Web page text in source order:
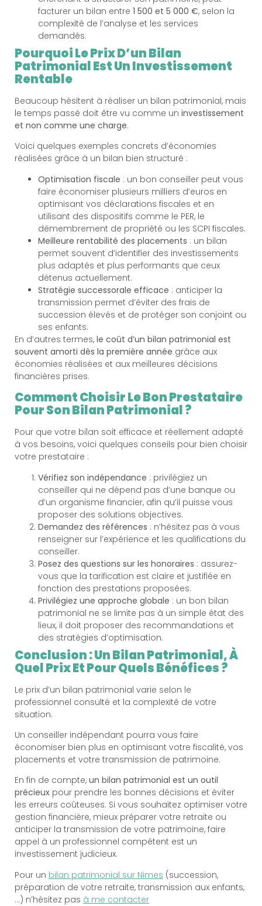
facturer un bilan entre 1 500 et 5 000 €, selon la
complexité de l’analyse et les services
demandés.
Pourquoi Le Prix D’un Bilan
Patrimonial Est Un Investissement
Rentable
Beaucoup hésitent à réaliser un bilan patrimonial, mais
le temps passé doit être vu comme un investissement
et non comme une charge.
Voici quelques exemples concrets d’économies
réalisées grâce à un bilan bien structuré :
Optimisation fiscale : un bon conseiller peut vous
faire économiser plusieurs milliers d’euros en
optimisant vos déclarations fiscales et en
utilisant des dispositifs comme le PER, le
démembrement de propriété ou les SCPI fiscales.
Meilleure rentabilité des placements : un bilan
permet souvent d’identifier des investissements
plus adaptés et plus performants que ceux
détenus actuellement.
Stratégie successorale efficace : anticiper la
transmission permet d’éviter des frais de
succession élevés et de protéger son conjoint ou
ses enfants.
En d’autres termes, le coût d’un bilan patrimonial est
souvent amorti dès la première année grâce aux
économies réalisées et aux meilleures décisions
financières prises.
Comment Choisir Le Bon Prestataire
Pour Son Bilan Patrimonial ?
Pour que votre bilan soit efficace et réellement adapté
à vos besoins, voici quelques conseils pour bien choisir
votre prestataire :
Vérifiez son indépendance : privilégiez un
conseiller qui ne dépend pas d’une banque ou
d’un organisme financier, afin qu’il puisse vous
proposer des solutions objectives.
Demandez des références : n’hésitez pas à vous
renseigner sur l’expérience et les qualifications du
conseiller.
Posez des questions sur les honoraires : assurez-
vous que la tarification est claire et justifiée en
fonction des prestations proposées.
Privilégiez une approche globale : un bon bilan
patrimonial ne se limite pas à un simple état des
lieux, il doit proposer des recommandations et
des stratégies d’optimisation.
Conclusion : Un Bilan Patrimonial, À
Quel Prix Et Pour Quels Bénéfices ?
Le prix d’un bilan patrimonial varie selon le
professionnel consulté et la complexité de votre
situation.
Un conseiller indépendant pourra vous faire
économiser bien plus en optimisant votre fiscalité, vos
placements et votre transmission de patrimoine.
En fin de compte, un bilan patrimonial est un outil
précieux pour prendre les bonnes décisions et éviter
les erreurs coûteuses. Si vous souhaitez optimiser votre
gestion financière, mieux préparer votre retraite ou
anticiper la transmission de votre patrimoine, faire
appel à un professionnel compétent est un
investissement judicieux.
Pour un bilan patrimonial sur Nimes (succession,
préparation de votre retraite, transmission aux enfants,
…) n’hésitez pas à me contacter